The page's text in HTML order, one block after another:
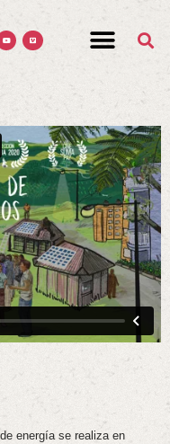
energía se realiza en